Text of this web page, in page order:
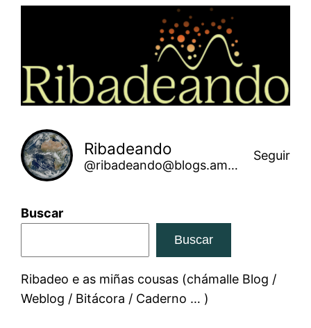
Ribadeando
@ribadeando@blogs.amarinha.gal
Seguir
Buscar
Buscar
Ribadeo e as miñas cousas (chámalle Blog /
Weblog / Bitácora / Caderno … )